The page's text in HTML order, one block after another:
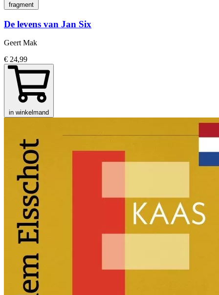
fragment
De levens van Jan Six
Geert Mak
€ 24,99
in winkelmand